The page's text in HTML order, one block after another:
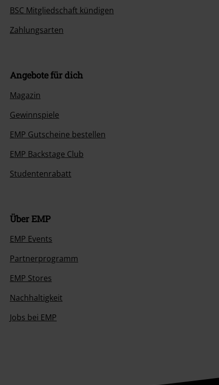
BSC Mitgliedschaft kündigen
Zahlungsarten
Angebote für dich
Magazin
Gewinnspiele
EMP Gutscheine bestellen
EMP Backstage Club
Studentenrabatt
Über EMP
EMP Events
Partnerprogramm
EMP Stores
Nachhaltigkeit
Jobs bei EMP